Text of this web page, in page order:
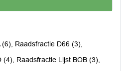
Raadsfractie D66 (3),
(4), Raadsfractie Lijst BOB (3),